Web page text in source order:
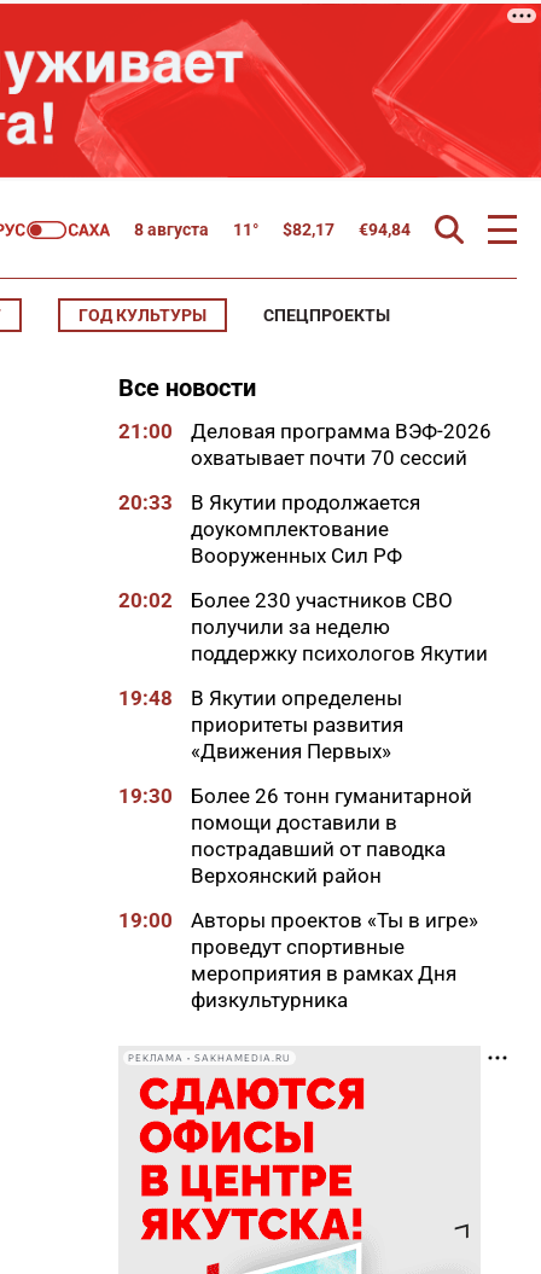
8 августа 11° $82,17 €94,84
ГОД КУЛЬТУРЫ СПЕЦПРОЕКТЫ
Все новости
21:00
Деловая программа ВЭФ-2026
охватывает почти 70 сессий
20:33
В Якутии продолжается
доукомплектование
Вооруженных Сил РФ
20:02
Более 230 участников СВО
получили за неделю
поддержку психологов Якутии
19:48
В Якутии определены
приоритеты развития
«Движения Первых»
19:30
Более 26 тонн гуманитарной
помощи доставили в
пострадавший от паводка
Верхоянский район
19:00
Авторы проектов «Ты в игре»
проведут спортивные
мероприятия в рамках Дня
физкультурника
года: что можно и нельзя
делать в Ермолаев день
18:18
ВТБ: россияне увеличивают
расходы на спорт и здоровый
образ жизни
18:16
Сенатор Борисов назвал
встречу главы Якутии с
РЕКЛАМА • SAKHAMEDIA.RU